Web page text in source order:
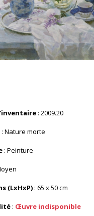
: 2009.20
: Nature morte
: Peinture
(LxHxP) : 65 x 50 cm
: Œuvre indisponible